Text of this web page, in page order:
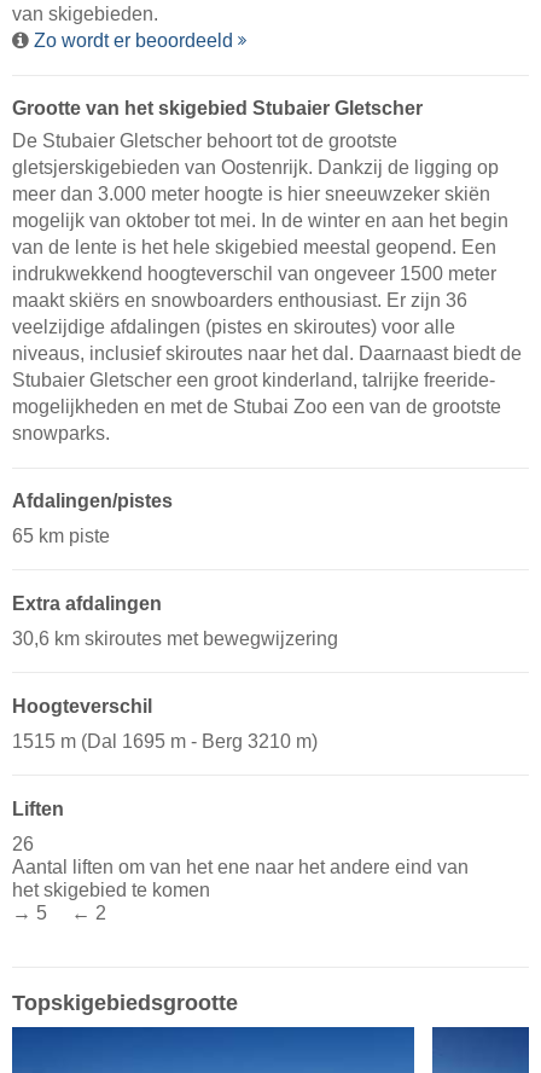
van skigebieden.
Zo wordt er beoordeeld
Grootte van het skigebied Stubaier Gletscher
De Stubaier Gletscher behoort tot de grootste
gletsjerskigebieden van Oostenrijk. Dankzij de ligging op
meer dan 3.000 meter hoogte is hier sneeuwzeker skiën
mogelijk van oktober tot mei. In de winter en aan het begin
van de lente is het hele skigebied meestal geopend. Een
indrukwekkend hoogteverschil van ongeveer 1500 meter
maakt skiërs en snowboarders enthousiast. Er zijn 36
veelzijdige afdalingen (pistes en skiroutes) voor alle
niveaus, inclusief skiroutes naar het dal. Daarnaast biedt de
Stubaier Gletscher een groot kinderland, talrijke freeride-
mogelijkheden en met de Stubai Zoo een van de grootste
snowparks.
Afdalingen/pistes
65 km piste
Extra afdalingen
30,6 km skiroutes met bewegwijzering
Hoogteverschil
1515 m (Dal 1695 m - Berg 3210 m)
Liften
26
Aantal liften om van het ene naar het andere eind van
het skigebied te komen
→ 5 ← 2
Topskigebiedsgrootte